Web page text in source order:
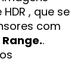
HDR , que se
com
.